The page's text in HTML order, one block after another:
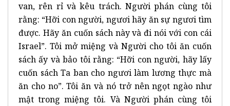
van, rên rỉ và kêu trách. Người phán cùng tôi
rằng: “Hỡi con người, ngươi hãy ăn sự ngươi tìm
được. Hãy ăn cuốn sách này và đi nói với con cái
Israel”. Tôi mở miệng và Người cho tôi ăn cuốn
sách ấy và bảo tôi rằng: “Hỡi con người, hãy lấy
cuốn sách Ta ban cho ngươi làm lương thực mà
ăn cho no”. Tôi ăn và nó trở nên ngọt ngào như
mật trong miệng tôi. Và Người phán cùng tôi